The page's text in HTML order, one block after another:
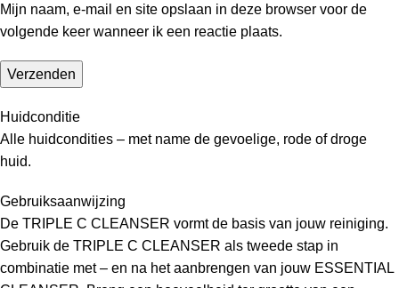
Mijn naam, e-mail en site opslaan in deze browser voor de
volgende keer wanneer ik een reactie plaats.
Huidconditie
Alle huidcondities – met name de gevoelige, rode of droge
huid.
Gebruiksaanwijzing
De TRIPLE C CLEANSER vormt de basis van jouw reiniging.
Gebruik de TRIPLE C CLEANSER als tweede stap in
combinatie met – en na het aanbrengen van jouw ESSENTIAL